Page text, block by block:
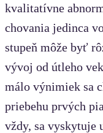
kvalitatívne
chovania jedinca
stupeň môže byť
vývoj od útleho
málo výnimiek sa
priebehu prvých
vždy, sa vyskytuje